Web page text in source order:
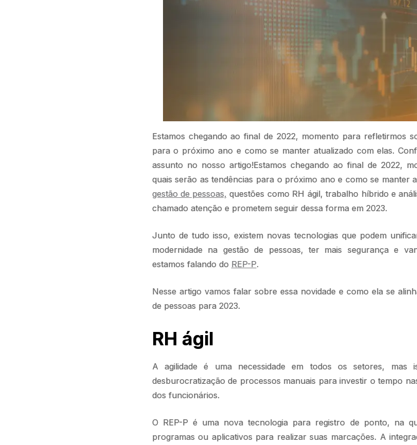
Estamos chegando ao final de 2022, momento para refletirmos
para o próximo ano e como se manter atualizado com elas.
assunto no nosso artigo!Estamos chegando ao final de 2022,
quais serão as tendências para o próximo ano e como se manter
gestão de pessoas, questões como RH ágil, trabalho híbrido e
chamado atenção e prometem seguir dessa forma em 2023.
Junto de tudo isso, existem novas tecnologias que podem
modernidade na gestão de pessoas, ter mais segurança e
estamos falando do REP-P.
Nesse artigo vamos falar sobre essa novidade e como ela se
de pessoas para 2023.
RH ágil
A agilidade é uma necessidade em todos os setores, mas
desburocratização de processos manuais para investir o tempo
dos funcionários.
O REP-P é uma nova tecnologia para registro de ponto, na
programas ou aplicativos para realizar suas marcações. A